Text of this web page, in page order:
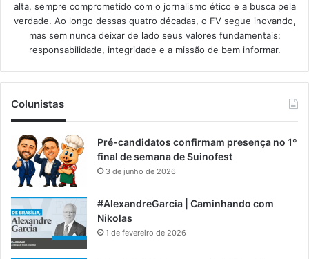
alta, sempre comprometido com o jornalismo ético e a busca pela
verdade. Ao longo dessas quatro décadas, o FV segue inovando,
mas sem nunca deixar de lado seus valores fundamentais:
responsabilidade, integridade e a missão de bem informar.​
Colunistas
Pré-candidatos confirmam presença no 1º
final de semana de Suinofest
3 de junho de 2026
#AlexandreGarcia | Caminhando com
Nikolas
1 de fevereiro de 2026